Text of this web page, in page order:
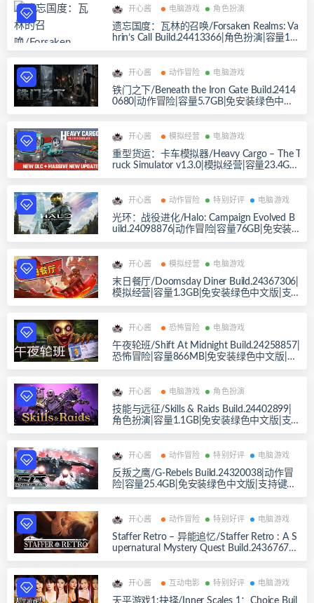
开心酱 电脑游戏 角色扮演
遗忘国度：瓦林的召唤/Forsaken Realms: Va
hrin’s Call Build.24413366|角色扮演|容量19.
6GB|免安装绿色中文版|支持键盘.鼠标.手柄
开心酱 动作冒险 电脑游戏
铁门之下/Beneath the Iron Gate Build.2414
0680|动作冒险|容量5.7GB|免安装绿色中文
版|支持键盘.鼠标
开心酱 模拟经营 电脑游戏
重型货运：卡车模拟器/Heavy Cargo – The T
ruck Simulator v1.3.0|模拟经营|容量23.4GB|
免安装绿色中文版|支持键盘.鼠标.手柄
开心酱 动作冒险 特别好评 电脑游戏
光环：战役进化/Halo: Campaign Evolved B
uild.24098876|动作冒险|容量76GB|免安装
绿色中文版|支持键盘.鼠标.手柄
开心酱 模拟经营 电脑游戏
末日餐厅/Doomsday Diner Build.24367306|
模拟经营|容量1.3GB|免安装绿色中文版|支
持键盘.鼠标.手柄
开心酱 恐怖冒险 电脑游戏
午夜轮班/Shift At Midnight Build.24258857|
恐怖冒险|容量866MB|免安装绿色中文版|支
持键盘.鼠标
开心酱 电脑游戏 角色扮演
技能与远征/Skills & Raids Build.24402899|
角色扮演|容量1.1GB|免安装绿色中文版|支
持键盘.鼠标
开心酱 动作冒险 特别好评 电脑游戏
反叛之鹰/G-Rebels Build.24320038|动作冒
险|容量25.4GB|免安装绿色中文版|支持键盘.
鼠标.手柄
开心酱 动作冒险 特别好评 电脑游戏
Staffer Retro – 异能追忆/Staffer Retro : A S
upernatural Mystery Quest Build.24367676|
动作冒险|容量5.9GB|免安装绿色中文版|支
开心酱 互动电影 特别好评 电脑游戏
天平游戏1:抉择/Inner Scales 1：Choice Buil